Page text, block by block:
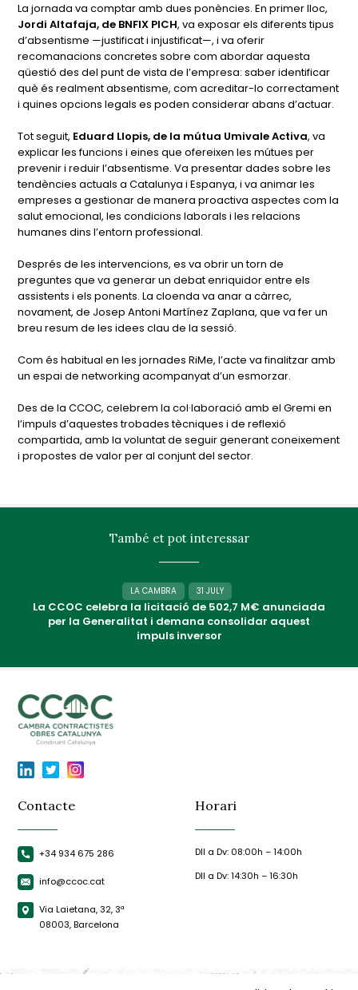
La jornada va comptar amb dues ponències. En primer lloc,
Jordi Altafaja, de BNFIX PICH, va exposar els diferents tipus
d’absentisme —justificat i injustificat—, i va oferir
recomanacions concretes sobre com abordar aquesta
qüestió des del punt de vista de l’empresa: saber identificar
què és realment absentisme, com acreditar-lo correctament
i quines opcions legals es poden considerar abans d’actuar.
Tot seguit, Eduard Llopis, de la mútua Umivale Activa, va
explicar les funcions i eines que ofereixen les mútues per
prevenir i reduir l’absentisme. Va presentar dades sobre les
tendències actuals a Catalunya i Espanya, i va animar les
empreses a gestionar de manera proactiva aspectes com la
salut emocional, les condicions laborals i les relacions
humanes dins l’entorn professional.
Després de les intervencions, es va obrir un torn de
preguntes que va generar un debat enriquidor entre els
assistents i els ponents. La cloenda va anar a càrrec,
novament, de Josep Antoni Martínez Zaplana, que va fer un
breu resum de les idees clau de la sessió.
Com és habitual en les jornades RiMe, l’acte va finalitzar amb
un espai de networking acompanyat d’un esmorzar.
Des de la CCOC, celebrem la col·laboració amb el Gremi en
l’impuls d’aquestes trobades tècniques i de reflexió
compartida, amb la voluntat de seguir generant coneixement
i propostes de valor per al conjunt del sector.
També et pot interessar
LA CAMBRA 31 JULY
La CCOC celebra la licitació de 502,7 M€ anunciada
per la Generalitat i demana consolidar aquest
impuls inversor
Contacte
+34 934 675 286
info@ccoc.cat
Via Laietana, 32, 3ª
08003, Barcelona
Horari
Dll a Dv: 08:00h – 14:00h
Dll a Dv: 14:30h – 16:30h